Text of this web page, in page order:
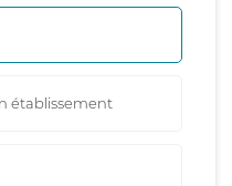
établissement